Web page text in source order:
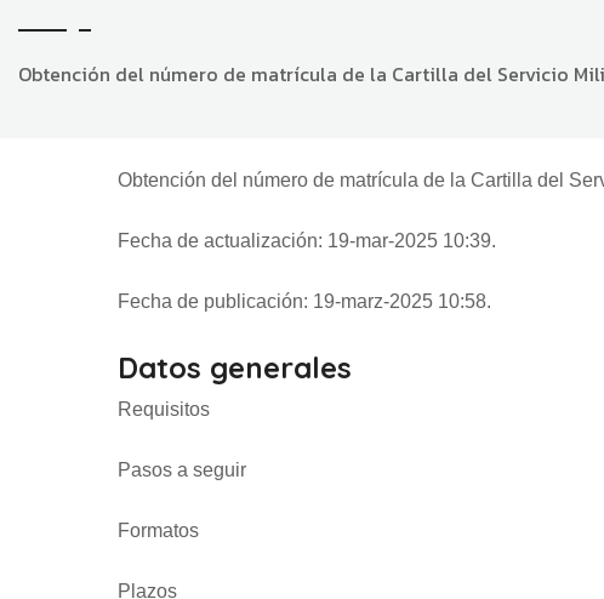
Obtención del número de matrícula de la Cartilla del Servicio
Obtención del número de matrícula de la Cartilla del
Fecha de actualización: 19-mar-2025 10:39.
Fecha de publicación: 19-marz-2025 10:58.
Datos generales
Requisitos
Pasos a seguir
Formatos
Plazos